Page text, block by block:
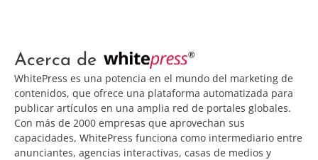
Acerca de
WhitePress es una potencia en el mundo del marketing de
contenidos, que ofrece una plataforma automatizada para
publicar artículos en una amplia red de portales globales.
Con más de 2000 empresas que aprovechan sus
capacidades, WhitePress funciona como intermediario entre
anunciantes, agencias interactivas, casas de medios y